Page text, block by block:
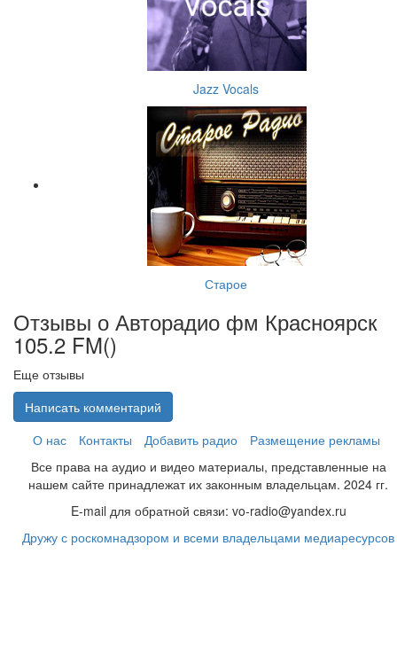
Jazz Vocals
Старое
Отзывы о Авторадио фм Красноярск
105.2 FM()
Еще отзывы
Написать комментарий
О нас
Контакты Добавить радио
Размещение рекламы
Все права на аудио и видео материалы, представленные на
нашем сайте принадлежат их законным владельцам. 2024 гг.
E-mail для обратной связи: vo-radio@yandex.ru
Дружу с роскомнадзором и всеми владельцами медиаресурсов